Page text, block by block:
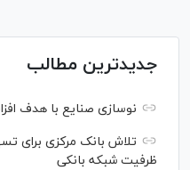
جدیدترین مطالب
نوسازی صنایع با هدف
تلاش بانک مرکزی برای
ظرفیت شبکه بانکی